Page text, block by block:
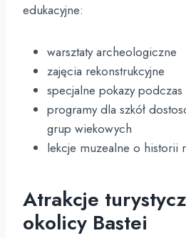
edukacyjne:
warsztaty archeologiczne
zajęcia rekonstrukcyjne
specjalne pokazy
programy dla szkół
grup wiekowych
lekcje muzealne o historii
Atrakcje
okolicy Bastei